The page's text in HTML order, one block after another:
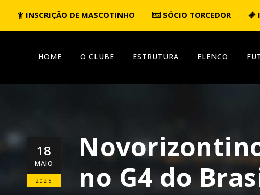
INSCRIÇÃO DE MASCOTINHO SÓCIO TORCEDOR
HOME O CLUBE ESTRUTURA ELENCO
18
MAIO
2025
no G4 do